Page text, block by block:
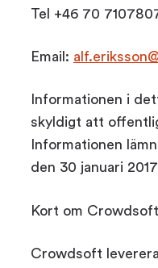
Tel +46 70
Email:
Informationen i
skyldigt att
Informationen
den 30 januari 2017
Kort om
Crowdsoft